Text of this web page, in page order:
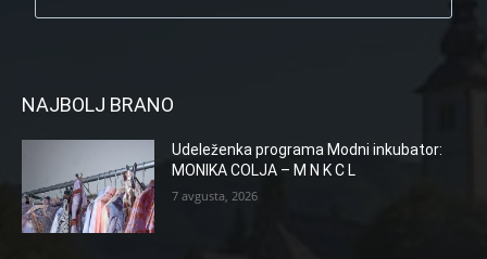
NAJBOLJ BRANO
Udeleženka programa Modni inkubator:
MONIKA COLJA – M N K C L
7 avgusta, 2026